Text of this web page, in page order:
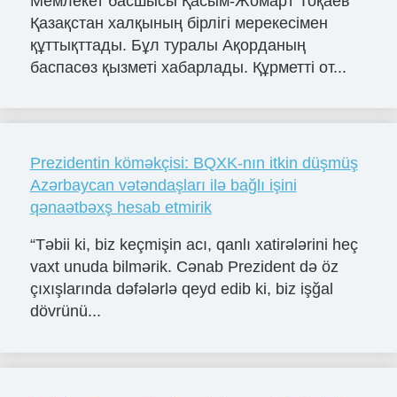
Қазақстан халқының бірлігі мерекесімен
құттықттады. Бұл туралы Ақорданың
баспасөз қызметі хабарлады. Құрметті от...
Prezidentin köməkçisi: BQXK-nın itkin düşmüş
Azərbaycan vətəndaşları ilə bağlı işini
qənaətbəxş hesab etmirik
“Təbii ki, biz keçmişin acı, qanlı xatirələrini heç
vaxt unuda bilmərik. Cənab Prezident də öz
çıxışlarında dəfələrlə qeyd edib ki, biz işğal
dövrünü...